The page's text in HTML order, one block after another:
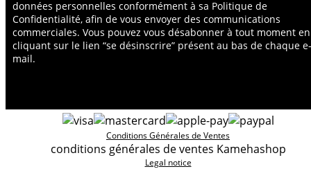
données personnelles conformément à sa Politique de
Confidentialité, afin de vous envoyer des communications
commerciales. Vous pouvez vous désabonner à tout moment en
cliquant sur le lien “se désinscrire” présent au bas de chaque e-
mail.
Conditions Générales de Ventes
conditions générales de ventes Kamehashop
Legal notice